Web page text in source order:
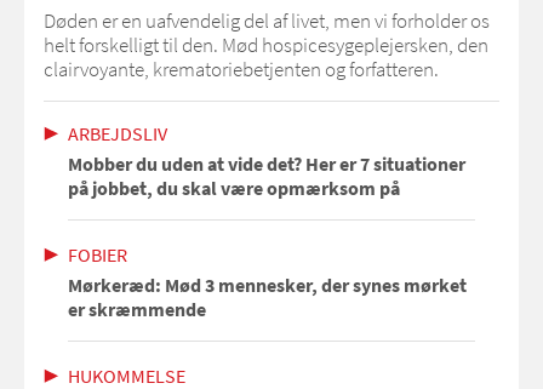
Døden er en uafvendelig del af livet, men vi forholder os
helt forskelligt til den. Mød hospicesygeplejersken, den
clairvoyante, krematoriebetjenten og forfatteren.
ARBEJDSLIV
Mobber du uden at vide det? Her er 7 situationer
på jobbet, du skal være opmærksom på
FOBIER
Mørkeræd: Mød 3 mennesker, der synes mørket
er skræmmende
HUKOMMELSE